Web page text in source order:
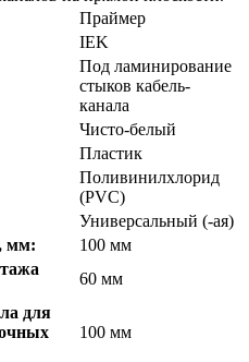
Праймер
IEK
Под ламинирование
стыков кабель-
канала
Чисто-белый
Пластик
Поливинилхлорид
(PVC)
Универсальный (-ая)
мм:
100 мм
60 мм
для
100 мм